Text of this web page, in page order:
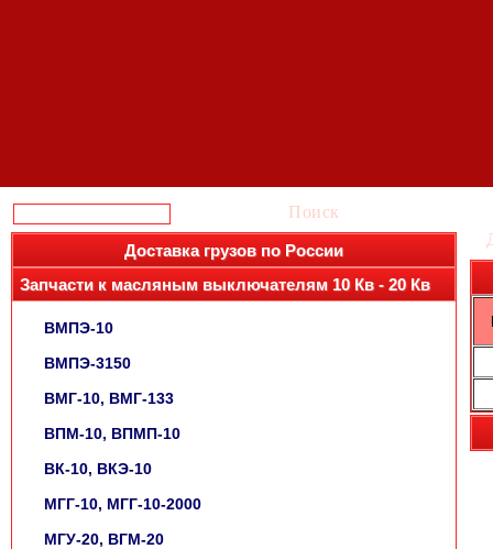
Поиск
Доставка грузов по России
Запчасти к масляным выключателям 10 Кв - 20 Кв
ВМПЭ-10
ВМПЭ-3150
ВМГ-10, ВМГ-133
ВПМ-10, ВПМП-10
ВК-10, ВКЭ-10
МГГ-10, МГГ-10-2000
МГУ-20, ВГМ-20